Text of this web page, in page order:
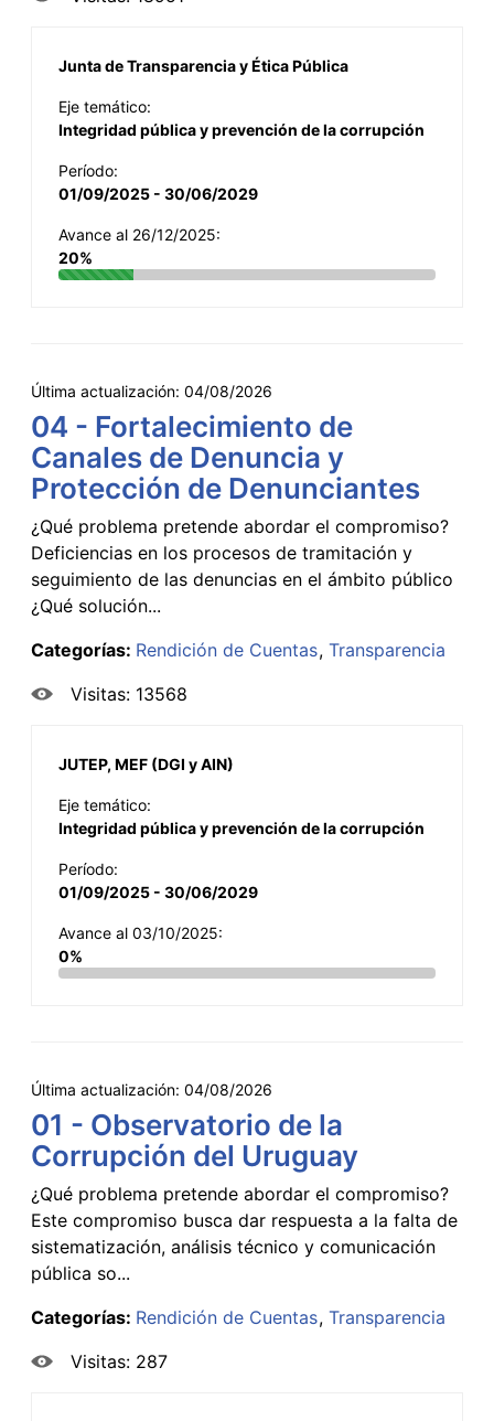
Junta de Transparencia y Ética Pública
Eje temático:
Integridad pública y prevención de la corrupción
Período:
01/09/2025 - 30/06/2029
Avance al 26/12/2025:
20%
Última actualización: 04/08/2026
04 - Fortalecimiento de
Canales de Denuncia y
Protección de Denunciantes
¿Qué problema pretende abordar el compromiso?
Deficiencias en los procesos de tramitación y
seguimiento de las denuncias en el ámbito público
¿Qué solución...
Categorías: Rendición de Cuentas Transparencia
Visitas: 13568
JUTEP, MEF (DGI y AIN)
Eje temático:
Integridad pública y prevención de la corrupción
Período:
01/09/2025 - 30/06/2029
Avance al 03/10/2025:
0%
Última actualización: 04/08/2026
01 - Observatorio de la
Corrupción del Uruguay
¿Qué problema pretende abordar el compromiso?
Este compromiso busca dar respuesta a la falta de
sistematización, análisis técnico y comunicación
pública so...
Categorías: Rendición de Cuentas Transparencia
Visitas: 287